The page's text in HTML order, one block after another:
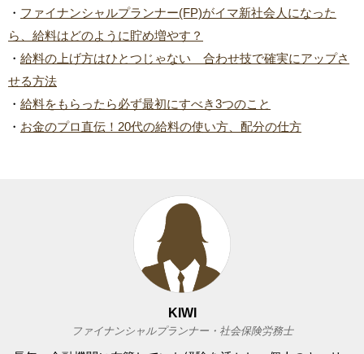
・ ファイナンシャルプランナー(FP)がイマ新社会人になった
ら、給料はどのように貯め増やす？
・ 給料の上げ方はひとつじゃない 合わせ技で確実にアップさ
せる方法
・ 給料をもらったら必ず最初にすべき3つのこと
・ お金のプロ直伝！20代の給料の使い方、配分の仕方
KIWI
ファイナンシャルプランナー・社会保険労務士